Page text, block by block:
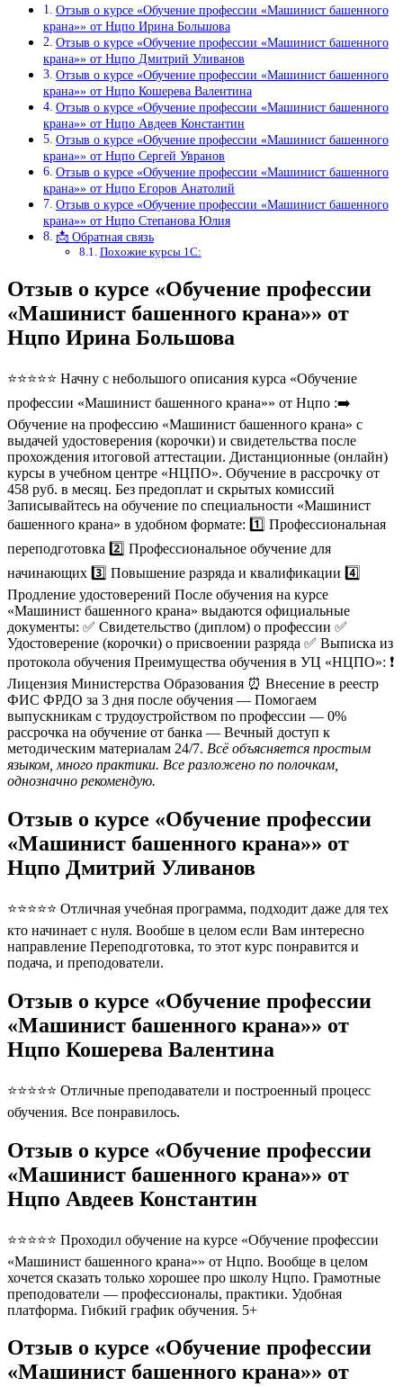
Отзыв о курсе «Обучение профессии «Машинист башенного
крана»» от Нцпо Ирина Большова
Отзыв о курсе «Обучение профессии «Машинист башенного
крана»» от Нцпо Дмитрий Уливанов
Отзыв о курсе «Обучение профессии «Машинист башенного
крана»» от Нцпо Кошерева Валентина
Отзыв о курсе «Обучение профессии «Машинист башенного
крана»» от Нцпо Авдеев Константин
Отзыв о курсе «Обучение профессии «Машинист башенного
крана»» от Нцпо Сергей Увранов
Отзыв о курсе «Обучение профессии «Машинист башенного
крана»» от Нцпо Егоров Анатолий
Отзыв о курсе «Обучение профессии «Машинист башенного
крана»» от Нцпо Степанова Юлия
📩 Обратная связь
Похожие курсы 1С:
Отзыв о курсе «Обучение профессии
«Машинист башенного крана»» от
Нцпо Ирина Большова
⭐⭐⭐⭐⭐ Начну с небольшого описания курса «Обучение
профессии «Машинист башенного крана»» от Нцпо :➡️
Обучение на профессию «Машинист башенного крана» с
выдачей удостоверения (корочки) и свидетельства после
прохождения итоговой аттестации. Дистанционные (онлайн)
курсы в учебном центре «НЦПО». Обучение в рассрочку от
458 руб. в месяц. Без предоплат и скрытых комиссий
Записывайтесь на обучение по специальности «Машинист
башенного крана» в удобном формате: 1️⃣ Профессиональная
переподготовка 2️⃣ Профессиональное обучение для
начинающих 3️⃣ Повышение разряда и квалификации 4️⃣
Продление удостоверений После обучения на курсе
«Машинист башенного крана» выдаются официальные
документы: ✅ Свидетельство (диплом) о профессии ✅
Удостоверение (корочки) о присвоении разряда ✅ Выписка из
протокола обучения Преимущества обучения в УЦ «НЦПО»: ❗️
Лицензия Министерства Образования ⏰ Внесение в реестр
ФИС ФРДО за 3 дня после обучения — Помогаем
выпускникам с трудоустройством по профессии — 0%
рассрочка на обучение от банка — Вечный доступ к
методическим материалам 24/7. Всё объясняется простым
языком, много практики. Все разложено по полочкам,
однозначно рекомендую.
Отзыв о курсе «Обучение профессии
«Машинист башенного крана»» от
Нцпо Дмитрий Уливанов
⭐⭐⭐⭐⭐ Отличная учебная программа, подходит даже для тех
кто начинает с нуля. Вообше в целом если Вам интересно
направление Переподготовка, то этот курс понравится и
подача, и преподователи.
Отзыв о курсе «Обучение профессии
«Машинист башенного крана»» от
Нцпо Кошерева Валентина
⭐⭐⭐⭐⭐ Отличные преподаватели и построенный процесс
обучения. Все понравилось.
Отзыв о курсе «Обучение профессии
«Машинист башенного крана»» от
Нцпо Авдеев Константин
⭐⭐⭐⭐⭐ Проходил обучение на курсе «Обучение профессии
«Машинист башенного крана»» от Нцпо. Вообще в целом
хочется сказать только хорошее про школу Нцпо. Грамотные
преподователи — профессионалы, практики. Удобная
платформа. Гибкий график обучения. 5+
Отзыв о курсе «Обучение профессии
«Машинист башенного крана»» от